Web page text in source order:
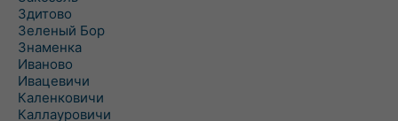
Здитово
Зеленый Бор
Знаменка
Иваново
Ивацевичи
Каленковичи
Каллауровичи